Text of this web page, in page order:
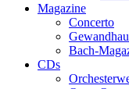
Magazine
Concerto
Bach-
CDs